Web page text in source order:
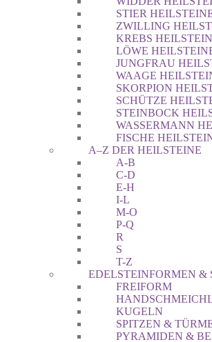
STIER
ZWILLING
KREBS
LÖWE
JUNGFRAU
WAAGE
SKORPION
SCHÜTZE
STEINBOCK
WASSERMANN
FISCHE
A–Z DER HEILSTEINE
A-B
C-D
E-H
I-L
M-O
P-Q
R
S
T-Z
EDELSTEINFORMEN &
FREIFORM
KUGELN
SPITZEN &
PYRAMIDEN &